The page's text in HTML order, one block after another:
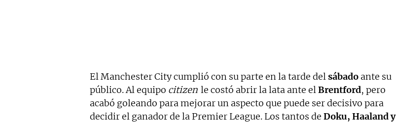
El Manchester City cumplió con su parte en la tarde delsábado ante su
público. Al equipo citizen le costó abrir la lata ante elBrentford, pero
acabó goleando para mejorar un aspecto que puede ser decisivo para
decidir el ganador de la Premier League. Los tantos de Doku, Haaland y